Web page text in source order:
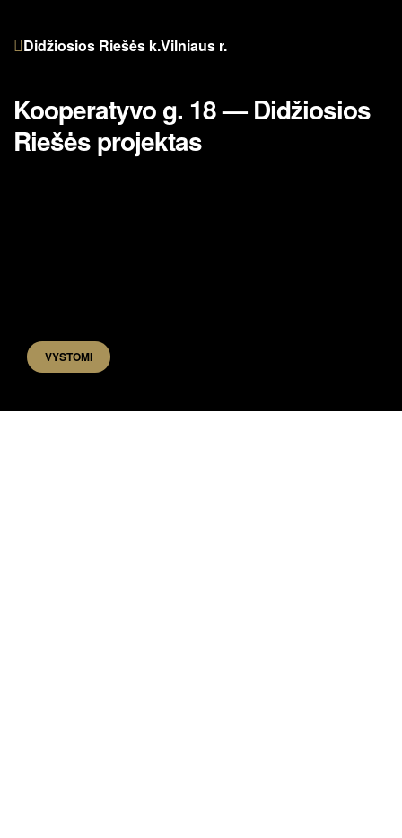
Didžiosios Riešės k.Vilniaus r.
Kooperatyvo g. 18 — Didžiosios
Riešės projektas
VYSTOMI